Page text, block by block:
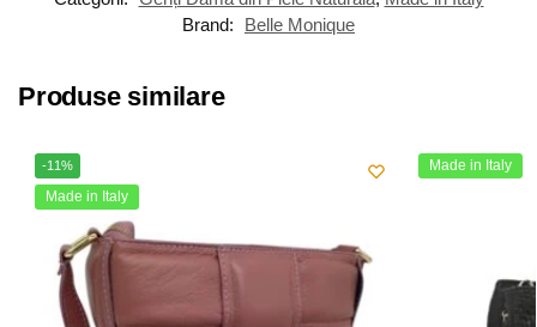
Brand:
Belle Monique
Produse similare
-11%
Made in Italy
Made in Italy